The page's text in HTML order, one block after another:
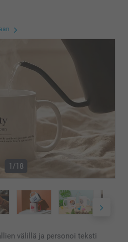
1/18
välillä ja personoi teksti